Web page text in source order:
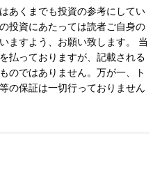
あくまでも投資の参考にしてい
投資にあたっては読者ご自身の
ますよう、お願い致します。 当
払っておりますが、記載される
のではありません。万が一、ト
の保証は一切行っておりません